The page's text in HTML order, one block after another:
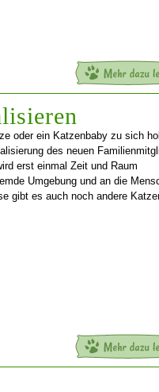
oder ein Katzenbaby zu sich
des neuen
erst einmal Zeit und Raum
Umgebung und an die
gibt es auch noch andere